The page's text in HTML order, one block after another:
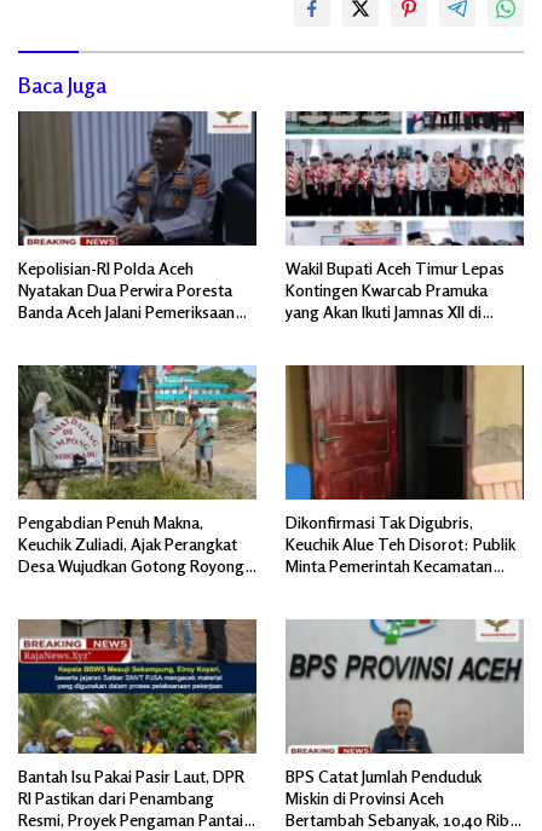
Baca Juga
Kepolisian-RI Polda Aceh
Nyatakan Dua Perwira Poresta
Banda Aceh Jalani Pemeriksaan
Wakil Bupati Aceh Timur Lepas
Kontingen Kwarcab Pramuka
yang Akan Ikuti Jamnas XII di
Pengabdian Penuh Makna,
Keuchik Zuliadi, Ajak Perangkat
Desa Wujudkan Gotong Royong,
Dikonfirmasi Tak Digubris,
Keuchik Alue Teh Disorot: Publik
Minta Pemerintah Kecamatan
Bantah Isu Pakai Pasir Laut, DPR
RI Pastikan dari Penambang
Resmi, Proyek Pengaman Pantai
BPS Catat Jumlah Penduduk
Miskin di Provinsi Aceh
Bertambah Sebanyak, 10,40 Ribu